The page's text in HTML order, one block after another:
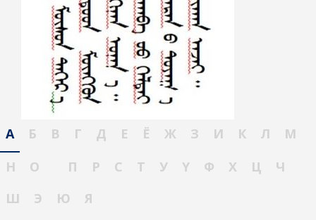
А Б В Г Д Е Ё Ж З И К Л
М
Н
О П Р С Т У Ү Ф Х Ц
Ч
Ш
Э Ю Я